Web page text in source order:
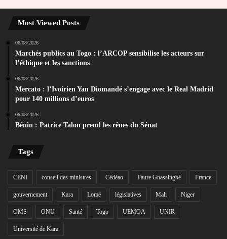
Most Viewed Posts
06/08/2026
Marchés publics au Togo : l’ARCOP sensibilise les acteurs sur
l’éthique et les sanctions
06/08/2026
Mercato : l’Ivoirien Yan Diomandé s’engage avec le Real Madrid
pour 140 millions d’euros
06/08/2026
Bénin : Patrice Talon prend les rênes du Sénat
Tags
CENI conseil des ministres Cédéao Faure Gnassingbé France
gouvernement Kara Lomé législatives Mali Niger
OMS ONU Santé Togo UEMOA UNIR
Université de Kara